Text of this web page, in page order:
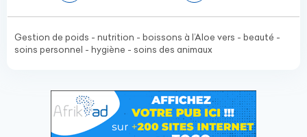
Gestion de poids - nutrition - boissons à l’Aloe vers - beauté -
soins personnel - hygiène - soins des animaux